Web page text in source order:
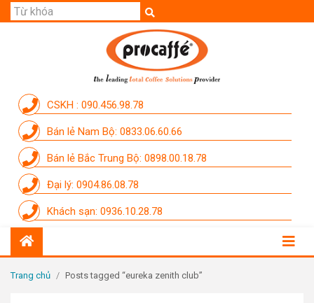
CSKH : 090.456.98.78
Bán lẻ Nam Bộ: 0833.06.60.66
Bán lẻ Bắc Trung Bộ: 0898.00.18.78
Đại lý: 0904.86.08.78
Khách sạn: 0936.10.28.78
DỊCH VỤ
CẨM NANG
THÀNH VIÊN PROCAFFE
KHUYẾN MÃI
SỰ KIỆN THƯƠNG HIỆU
LIÊN HỆ
Trang chủ / Posts tagged “eureka zenith club”